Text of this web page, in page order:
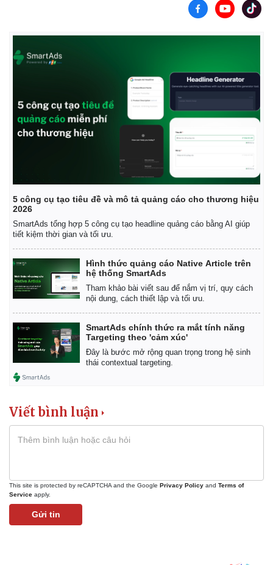
Kinh tế
Khởi nghiệp
Thị trường
Tiêu dùng
Tỷ giá
Chứng khoán
Giá cà phê
5 công cụ tạo tiêu đề và mô tả quảng cáo cho thương hiệu
2026
SmartAds tổng hợp 5 công cụ tạo headline quảng cáo bằng AI giúp
tiết kiệm thời gian và tối ưu.
Hình thức quảng cáo Native Article trên
hệ thống SmartAds
Tham khảo bài viết sau để nắm vị trí, quy cách
nội dung, cách thiết lập và tối ưu.
SmartAds chính thức ra mắt tính năng
Targeting theo 'cảm xúc'
Đây là bước mở rộng quan trọng trong hệ sinh
thái contextual targeting.
Viết bình luận
This site is protected by reCAPTCHA and the Google Privacy Policy and Terms of
Service apply.
Gửi tin